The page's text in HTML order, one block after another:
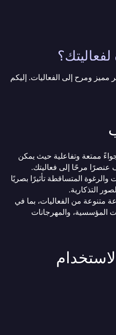
لفعاليتك؟
مميز ومرح إلى الفعاليات. إليكم
ممتعة وتفاعلية حيث يمكن
عنصرًا مرحًا إلى فعاليتك.
والرغوة المتساقطة تأثيرًا بصريًا
التذكارية.
متنوعة من الفعاليات، بما في
المؤسسية، والمهرجانات